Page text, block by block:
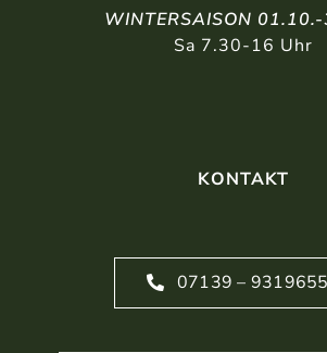
WINTERSAISON
Sa 7.30-16 Uhr
KONTAKT
07139 – 9319655